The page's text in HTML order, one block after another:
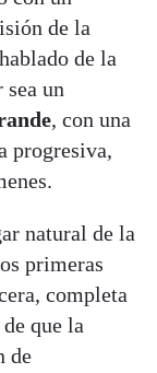
de la
de la
sea un
, con una
progresiva,
natural de la
primeras
completa
que la
de